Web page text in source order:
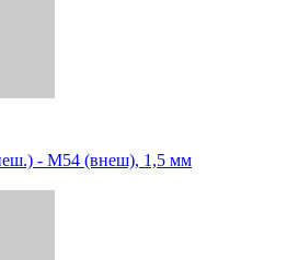
- M54 (внеш), 1,5 мм